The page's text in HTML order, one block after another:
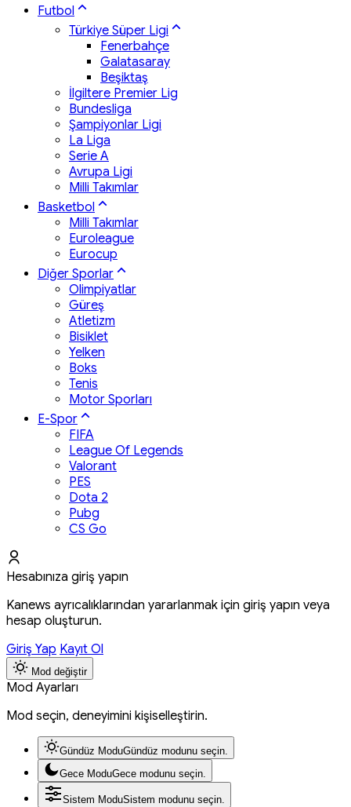
Futbol
Türkiye Süper Ligi
Fenerbahçe
Galatasaray
Beşiktaş
İlgiltere Premier Lig
Bundesliga
Şampiyonlar Ligi
La Liga
Serie A
Avrupa Ligi
Milli Takımlar
Basketbol
Milli Takımlar
Euroleague
Eurocup
Diğer Sporlar
Olimpiyatlar
Güreş
Atletizm
Bisiklet
Yelken
Boks
Tenis
Motor Sporları
E-Spor
FIFA
League Of Legends
Valorant
PES
Dota 2
Pubg
CS Go
Hesabınıza giriş yapın
Kanews ayrıcalıklarından yararlanmak için giriş yapın veya
hesap oluşturun.
Giriş Yap Kayıt Ol
Mod değiştir
Mod Ayarları
Mod seçin, deneyimini kişiselleştirin.
Gündüz ModuGündüz modunu seçin.
Gece ModuGece modunu seçin.
Sistem ModuSistem modunu seçin.